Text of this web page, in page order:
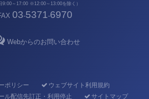
9:00～17:00 ※12:00～13:00を除く）
03-5371-6970
Webからのお問い合わせ
ポリシー
ウェブサイト利用規約
ル配信先訂正・利用停止
サイトマップ